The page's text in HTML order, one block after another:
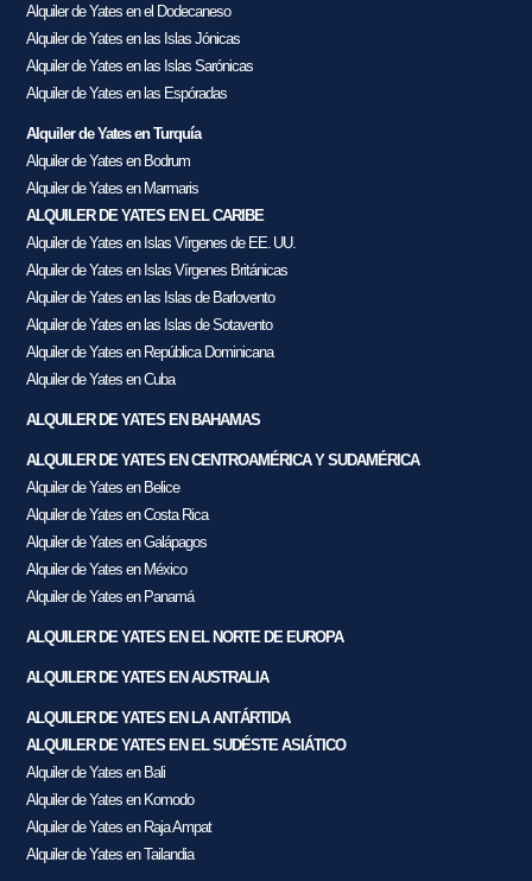
Alquiler de Yates en el Dodecaneso
Alquiler de Yates en las Islas Jónicas
Alquiler de Yates en las Islas Sarónicas
Alquiler de Yates en las Espóradas
Alquiler de Yates en Turquía
Alquiler de Yates en Bodrum
Alquiler de Yates en Marmaris
ALQUILER DE YATES EN EL CARIBE
Alquiler de Yates en Islas Vírgenes de EE. UU.
Alquiler de Yates en Islas Vírgenes Británicas
Alquiler de Yates en las Islas de Barlovento
Alquiler de Yates en las Islas de Sotavento
Alquiler de Yates en República Dominicana
Alquiler de Yates en Cuba
ALQUILER DE YATES EN BAHAMAS
ALQUILER DE YATES EN CENTROAMÉRICA Y SUDAMÉRICA
Alquiler de Yates en Belice
Alquiler de Yates en Costa Rica
Alquiler de Yates en Galápagos
Alquiler de Yates en México
Alquiler de Yates en Panamá
ALQUILER DE YATES EN EL NORTE DE EUROPA
ALQUILER DE YATES EN AUSTRALIA
ALQUILER DE YATES EN LA ANTÁRTIDA
ALQUILER DE YATES EN EL SUDÉSTE ASIÁTICO
Alquiler de Yates en Bali
Alquiler de Yates en Komodo
Alquiler de Yates en Raja Ampat
Alquiler de Yates en Tailandia